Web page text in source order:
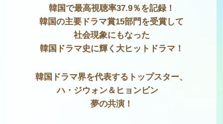
韓国で最高視聴率37.9％を記録！
韓国の主要ドラマ賞15部門を受賞して
社会現象にもなった
韓国ドラマ史に輝く大ヒットドラマ！
韓国ドラマ界を代表するトップスター、
ハ・ジウォン＆ヒョンビン
夢の共演！